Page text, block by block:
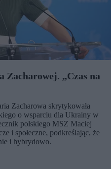
Zacharowej. „Czas na
Zacharowa skrytykowała
o wsparciu dla Ukrainy w
polskiego MSZ Maciej
i społeczne, podkreślając, że
i hybrydowo.